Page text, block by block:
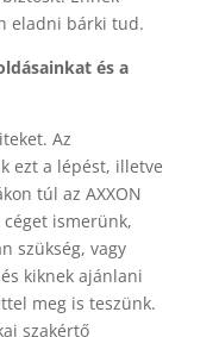
eladni bárki tud.
és a
Az
ezt a lépést, illetve
túl az AXXON
ismerünk,
szükség, vagy
kiknek ajánlani
meg is teszünk.
szakértő